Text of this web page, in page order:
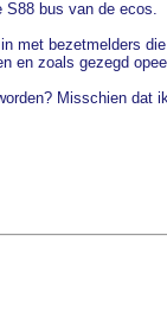
S88 bus van de ecos.
met bezetmelders
en zoals gezegd
Misschien dat